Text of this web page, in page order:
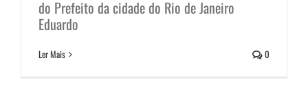
do Prefeito da cidade do Rio de Janeiro
Eduardo
Ler Mais 0